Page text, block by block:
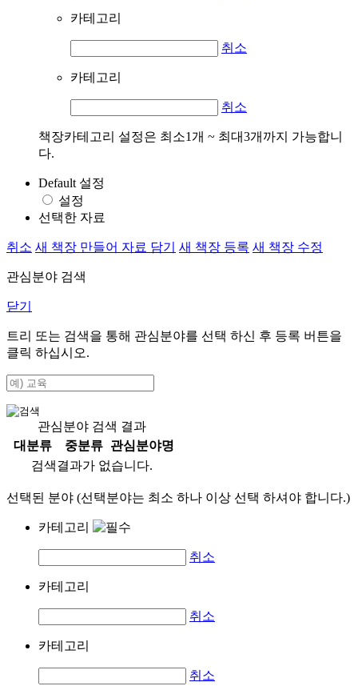
카테고리
취소
카테고리
취소
책장카테고리 설정은 최소1개 ~ 최대3개까지 가능합니
다.
Default 설정
설정
선택한 자료
취소 새 책장 만들어 자료 담기 새 책장 등록 새 책장 수정
관심분야 검색
닫기
트리 또는 검색을 통해 관심분야를 선택 하신 후 등록 버튼을
클릭 하십시오.
관심분야 검색 결과
대분류
중분류
관심분야명
검색결과가 없습니다.
선택된 분야 (선택분야는 최소 하나 이상 선택 하셔야 합니다.)
카테고리
취소
카테고리
취소
카테고리
취소